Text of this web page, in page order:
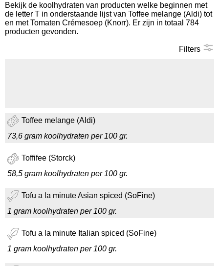
Koolhydraten tellen
Bekijk de koolhydraten van producten welke beginnen met
de letter T in onderstaande lijst van Toffee melange (Aldi) tot
en met Tomaten Crémesoep (Knorr). Er zijn in totaal 784
producten gevonden.
Filters
Toffee melange (Aldi)
73,6 gram koolhydraten per 100 gr.
Toffifee (Storck)
58,5 gram koolhydraten per 100 gr.
Tofu a la minute Asian spiced (SoFine)
1 gram koolhydraten per 100 gr.
Tofu a la minute Italian spiced (SoFine)
1 gram koolhydraten per 100 gr.